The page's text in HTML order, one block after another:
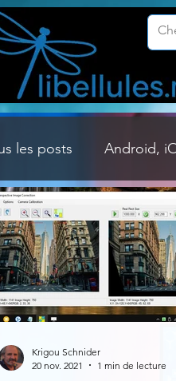
les posts Android,
Customisation Windows
Gestion Système
Krigou Schnider
20 nov. 2021
1 min de lecture